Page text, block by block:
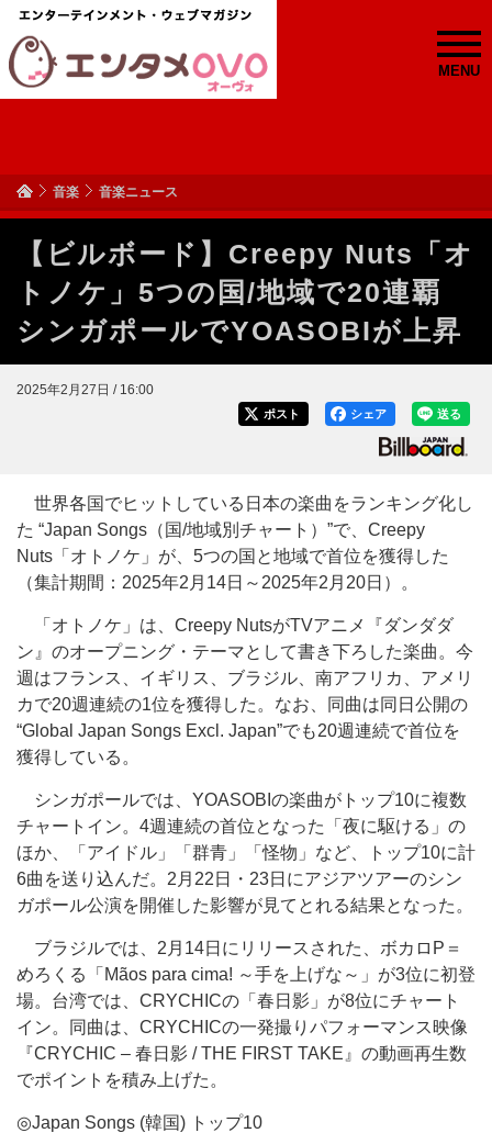
MENU
音楽 音楽ニュース
【ビルボード】Creepy Nuts「オ
トノケ」5つの国/地域で20連覇
シンガポールでYOASOBIが上昇
2025年2月27日 / 16:00
送る
シェア
ポスト
世界各国でヒットしている日本の楽曲をランキング化し
た “Japan Songs（国/地域別チャート）”で、Creepy
Nuts「オトノケ」が、5つの国と地域で首位を獲得した
（集計期間：2025年2月14日～2025年2月20日）。
「オトノケ」は、Creepy NutsがTVアニメ『ダンダダ
ン』のオープニング・テーマとして書き下ろした楽曲。今
週はフランス、イギリス、ブラジル、南アフリカ、アメリ
カで20週連続の1位を獲得した。なお、同曲は同日公開の
“Global Japan Songs Excl. Japan”でも20週連続で首位を
獲得している。
シンガポールでは、YOASOBIの楽曲がトップ10に複数
チャートイン。4週連続の首位となった「夜に駆ける」の
ほか、「アイドル」「群青」「怪物」など、トップ10に計
6曲を送り込んだ。2月22日・23日にアジアツアーのシン
ガポール公演を開催した影響が見てとれる結果となった。
ブラジルでは、2月14日にリリースされた、ボカロP＝
めろくる「Mãos para cima! ～手を上げな～」が3位に初登
場。台湾では、CRYCHICの「春日影」が8位にチャート
イン。同曲は、CRYCHICの一発撮りパフォーマンス映像
『CRYCHIC – 春日影 / THE FIRST TAKE』の動画再生数
でポイントを積み上げた。
◎Japan Songs (韓国) トップ10